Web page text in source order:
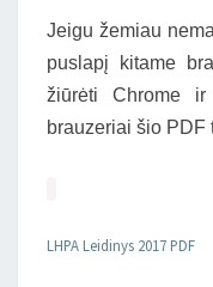
Jeigu žemiau
puslapį kitame
žiūrėti Chrome ir
brauzeriai šio PDF
LHPA Leidinys 2017 PDF